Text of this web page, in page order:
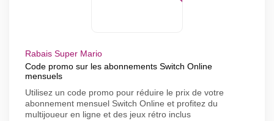
Rabais Super Mario
Code promo sur les abonnements Switch Online
mensuels
Utilisez un code promo pour réduire le prix de votre
abonnement mensuel Switch Online et profitez du
multijoueur en ligne et des jeux rétro inclus